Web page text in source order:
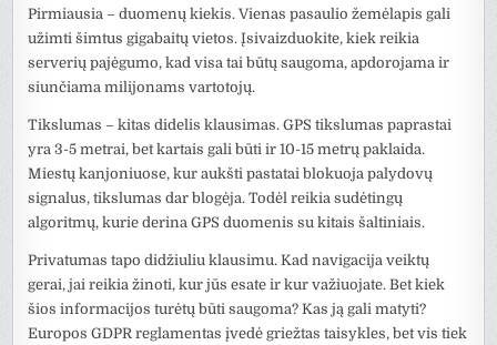
Pirmiausia – duomenų kiekis. Vienas pasaulio žemėlapis gali
užimti šimtus gigabaitų vietos. Įsivaizduokite, kiek reikia
serverių pajėgumo, kad visa tai būtų saugoma, apdorojama ir
siunčiama milijonams vartotojų.
Tikslumas – kitas didelis klausimas. GPS tikslumas paprastai
yra 3-5 metrai, bet kartais gali būti ir 10-15 metrų paklaida.
Miestų kanjoniuose, kur aukšti pastatai blokuoja palydovų
signalus, tikslumas dar blogėja. Todėl reikia sudėtingų
algoritmų, kurie derina GPS duomenis su kitais šaltiniais.
Privatumas tapo didžiuliu klausimu. Kad navigacija veiktų
gerai, jai reikia žinoti, kur jūs esate ir kur važiuojate. Bet kiek
šios informacijos turėtų būti saugoma? Kas ją gali matyti?
Europos GDPR reglamentas įvedė griežtas taisykles, bet vis tiek